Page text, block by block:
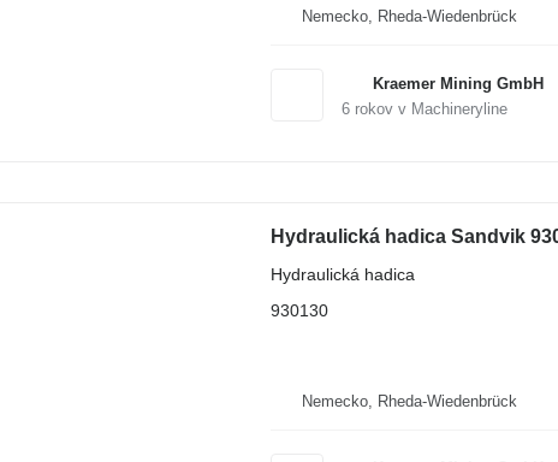
Nemecko, Rheda-Wiedenbrück
Kraemer Mining GmbH
6rokov v Machineryline
Hydraulická hadica Sandvik
Hydraulická hadica
930130
Nemecko, Rheda-Wiedenbrück